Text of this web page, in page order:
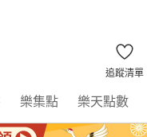
追蹤清單
樂集點 樂天點數